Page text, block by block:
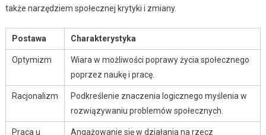
także narzędziem społecznej krytyki i zmiany.
Postawa Charakterystyka
Optymizm
Wiara w możliwości poprawy życia społecznego
poprzez naukę i pracę.
Racjonalizm
Podkreślenie znaczenia logicznego myślenia w
rozwiązywaniu problemów społecznych.
Praca u
Angażowanie się w działania na rzecz